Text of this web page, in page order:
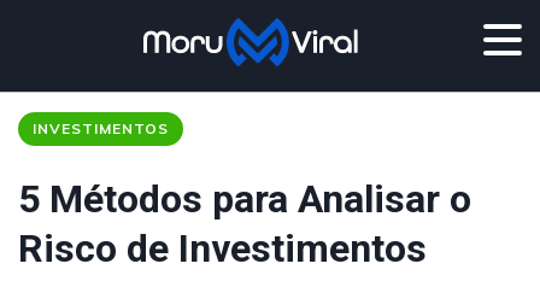
INVESTIMENTOS
5 Métodos para Analisar o
Risco de Investimentos